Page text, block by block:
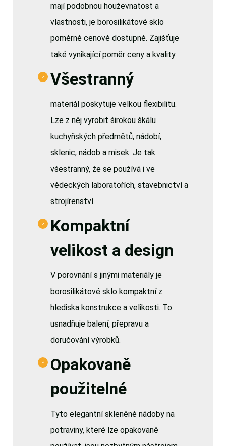
mají podobnou houževnatost a
vlastnosti, je borosilikátové sklo
poměrně cenově dostupné. Zajišťuje
také vynikající poměr ceny a kvality.
Všestranný
materiál poskytuje velkou flexibilitu.
Lze z něj vyrobit širokou škálu
kuchyňských předmětů, nádobí,
sklenic, nádob a misek. Je tak
všestranný, že se používá i ve
vědeckých laboratořích, stavebnictví a
strojírenství.
Kompaktní
velikost a design
V porovnání s jinými materiály je
borosilikátové sklo kompaktní z
hlediska konstrukce a velikosti. To
usnadňuje balení, přepravu a
doručování výrobků.
Opakovaně
použitelné
Tyto elegantní skleněné nádoby na
potraviny, které lze opakovaně